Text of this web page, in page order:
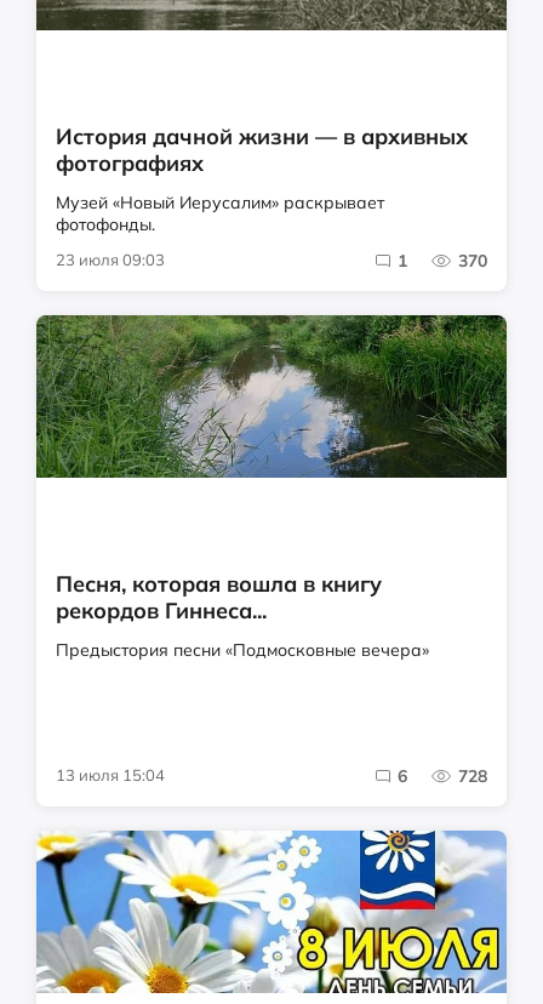
История дачной жизни — в архивных
фотографиях
Музей «Новый Иерусалим» раскрывает
фотофонды.
23 июля 09:03 1 370
Песня, которая вошла в книгу
рекордов Гиннеса...
Предыстория песни «Подмосковные вечера»
13 июля 15:04 6 728